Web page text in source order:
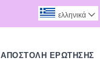
ελληνικά 
ΑΠΟΣΤΟΛΉ ΕΡΏΤΗΣΗΣ